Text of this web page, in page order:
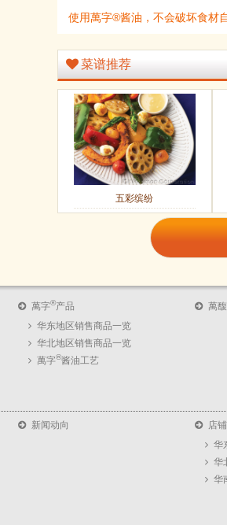
使用萬字®酱油，不会破坏食材
菜谱推荐
五彩缤纷
萬字®产品
华东地区销售商品一览
华北地区销售商品一览
萬字®酱油工艺
萬
新闻动向
店
华
华
华